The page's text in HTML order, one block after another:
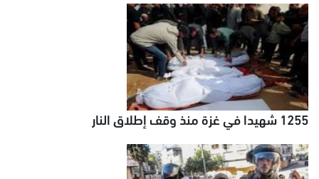
1255 شهيدا في غزة منذ وقف إطلاق النار